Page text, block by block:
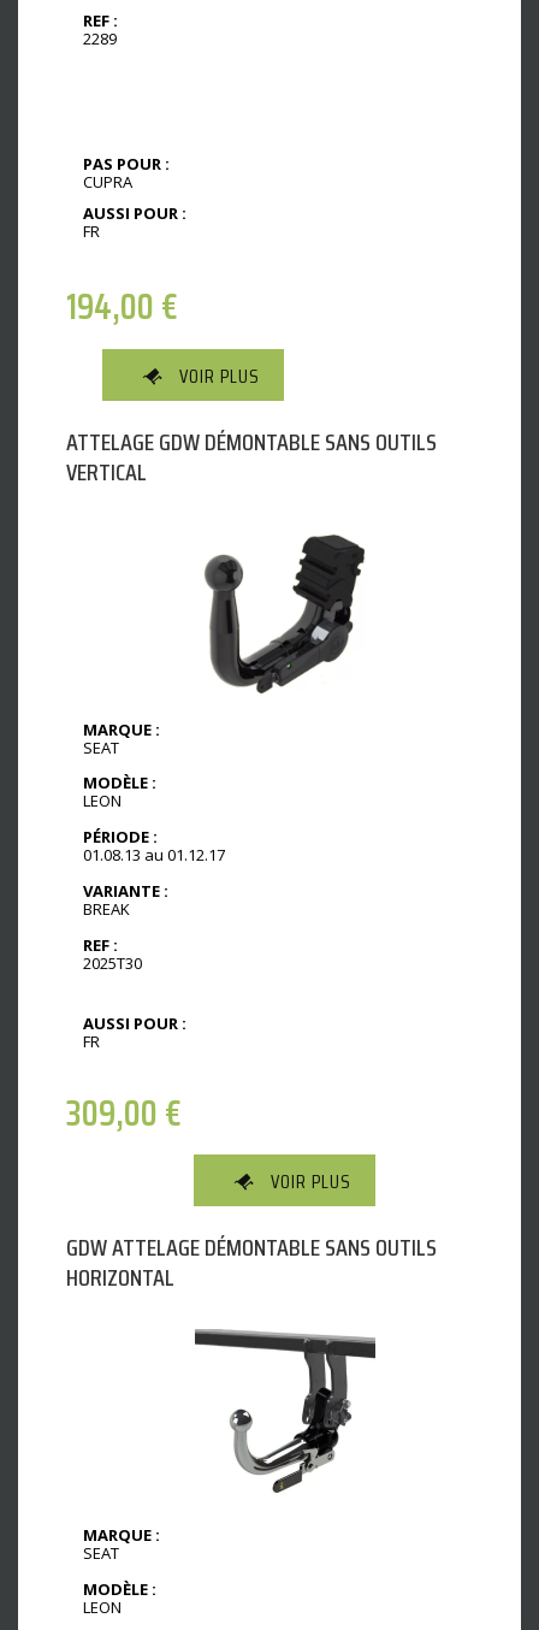
REF :
2289
PAS POUR :
CUPRA
AUSSI POUR :
FR
194,00€
VOIR PLUS
ATTELAGE GDW DÉMONTABLE SANS OUTILS
VERTICAL
MARQUE :
SEAT
MODÈLE :
LEON
PÉRIODE :
01.08.13 au 01.12.17
VARIANTE :
BREAK
REF :
2025T30
AUSSI POUR :
FR
309,00€
VOIR PLUS
GDW ATTELAGE DÉMONTABLE SANS OUTILS
HORIZONTAL
MARQUE :
SEAT
MODÈLE :
LEON